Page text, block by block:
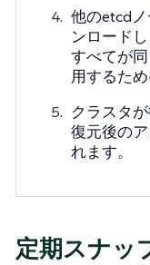
他のetcd
ンロードし
すべてが
用するた
クラスタが
復元後の
れます。
定期スナッ